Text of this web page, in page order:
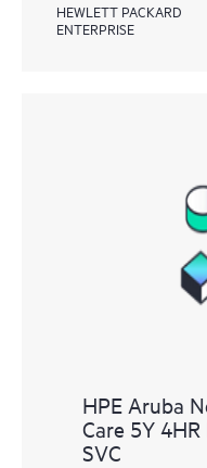
HEWLETT PACKARD
ENTERPRISE
HPE Aruba
Care 5Y
SVC